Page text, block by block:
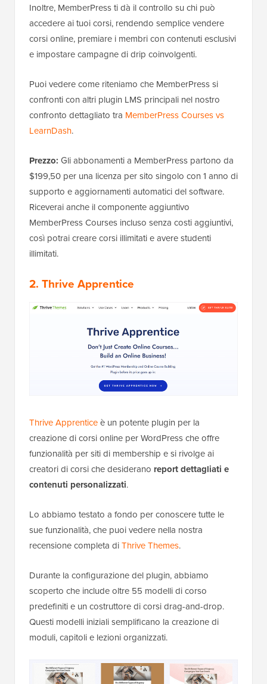
Inoltre, MemberPress ti dà il controllo su chi può
accedere ai tuoi corsi, rendendo semplice vendere
corsi online, premiare i membri con contenuti esclusivi
e impostare campagne di drip coinvolgenti.
Puoi vedere come riteniamo che MemberPress si
confronti con altri plugin LMS principali nel nostro
confronto dettagliato tra MemberPress Courses vs
LearnDash.
Prezzo: Gli abbonamenti a MemberPress partono da
$199,50 per una licenza per sito singolo con 1 anno di
supporto e aggiornamenti automatici del software.
Riceverai anche il componente aggiuntivo
MemberPress Courses incluso senza costi aggiuntivi,
così potrai creare corsi illimitati e avere studenti
illimitati.
2. Thrive Apprentice
Thrive Apprenticeè un potente plugin per la
creazione di corsi online per WordPress che offre
funzionalità per siti di membership e si rivolge ai
creatori di corsi che desiderano report dettagliati e
contenuti personalizzati.
Lo abbiamo testato a fondo per conoscere tutte le
sue funzionalità, che puoi vedere nella nostra
recensione completa diThrive Themes.
Durante la configurazione del plugin, abbiamo
scoperto che include oltre 55 modelli di corso
predefiniti e un costruttore di corsi drag-and-drop.
Questi modelli iniziali semplificano la creazione di
moduli, capitoli e lezioni organizzati.